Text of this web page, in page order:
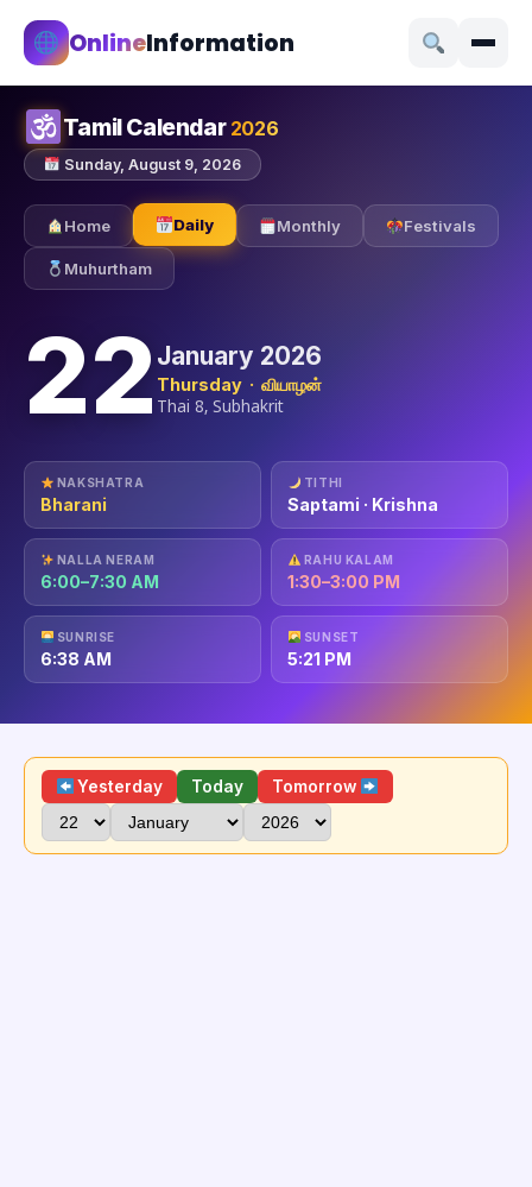
OnlineInformation
Tamil Calendar 2026
Sunday, August 9, 2026
Home Daily Monthly Festivals
Muhurtham
22 January 2026
Thursday · வியாழன்
Thai 8, Subhakrit
NAKSHATRA
Bharani
TITHI
Saptami · Krishna
NALLA NERAM
6:00–7:30 AM
RAHU KALAM
1:30–3:00 PM
SUNRISE
6:38 AM
SUNSET
5:21 PM
Yesterday Today Tomorrow